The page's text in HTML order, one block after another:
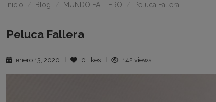
Inicio Blog MUNDO FALLERO Peluca Fallera
Peluca Fallera
enero 13, 2020 0 likes 142 views